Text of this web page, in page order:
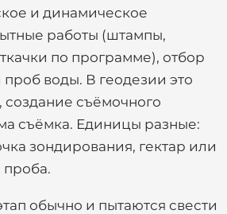
и динамическое
работы (штампы,
по программе), отбор
проб воды. В геодезии это
создание съёмочного
съёмка. Единицы разные:
зондирования, гектар или
обычно и пытаются свести